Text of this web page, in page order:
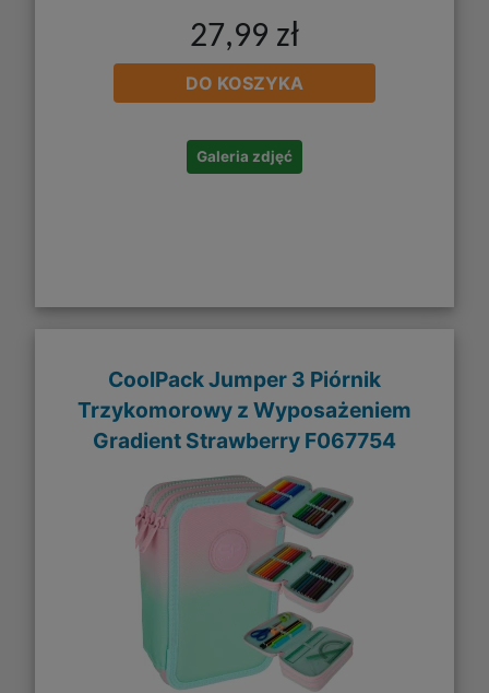
27,99 zł
DO KOSZYKA
Galeria zdjęć
CoolPack Jumper 3 Piórnik
Trzykomorowy z Wyposażeniem
Gradient Strawberry F067754